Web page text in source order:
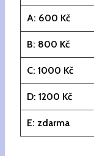
A: 600 Kč
B: 800 Kč
C: 1000 Kč
D: 1200 Kč
E: zdarma